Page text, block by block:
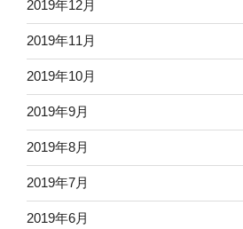
2019年12月
2019年11月
2019年10月
2019年9月
2019年8月
2019年7月
2019年6月